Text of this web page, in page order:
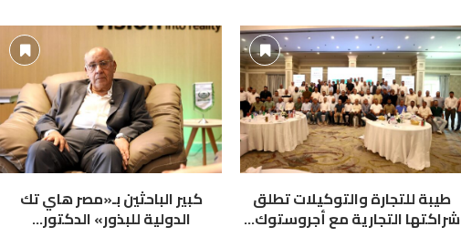
طيبة للتجارة والتوكيلات تطلق
شراكتها التجارية مع أجروستوك...
كبير الباحثين بـ«مصر هاي تك
الدولية للبذور» الدكتور...